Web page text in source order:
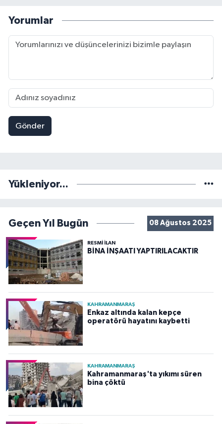
Yorumlar
Gönder
Yükleniyor...
Geçen Yıl Bugün 08 Ağustos 2025
RESMİ İLAN
BİNA İNŞAATI YAPTIRILACAKTIR
KAHRAMANMARAŞ
Enkaz altında kalan kepçe
operatörü hayatını kaybetti
KAHRAMANMARAŞ
Kahramanmaraş'ta yıkımı süren
bina çöktü